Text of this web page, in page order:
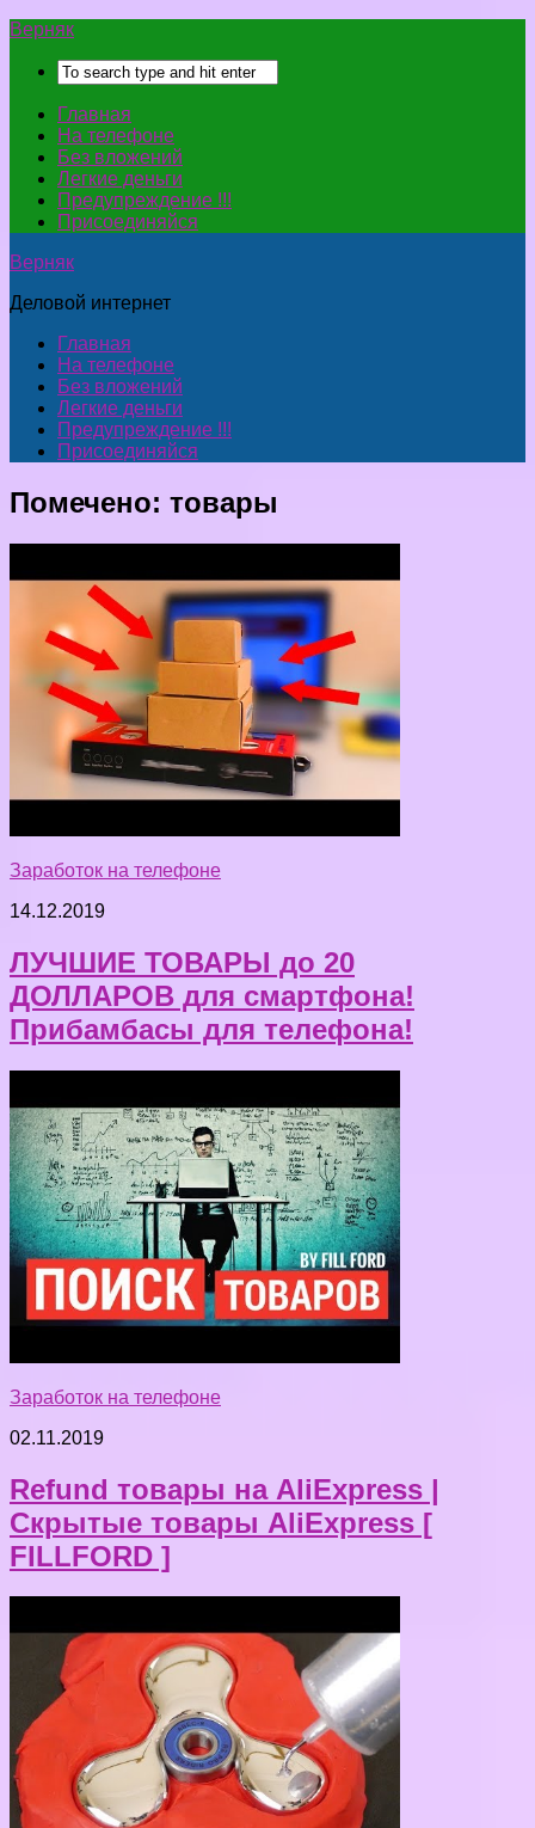
Верняк
Главная
На телефоне
Без вложений
Легкие деньги
Предупреждение !!!
Присоединяйся
Верняк
Деловой интернет
Главная
На телефоне
Без вложений
Легкие деньги
Предупреждение !!!
Присоединяйся
Помечено: товары
Заработок на телефоне
14.12.2019
ЛУЧШИЕ ТОВАРЫ до 20
ДОЛЛАРОВ для смартфона!
Прибамбасы для телефона!
Заработок на телефоне
02.11.2019
Refund товары на AliExpress |
Скрытые товары AliExpress [
FILLFORD ]